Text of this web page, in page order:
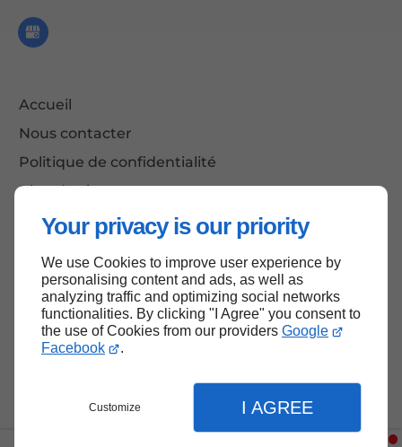
Your privacy is our priority
We use Cookies to improve user experience by
personalising content and ads, as well as
analyzing traffic and optimizing social networks
functionalities. By clicking "I Agree" you consent to
the use of Cookies from our providers Google
Facebook
.
Customize I AGREE
Accueil
Nous contacter
Politique de confidentialité
Plan du site
Haut de page